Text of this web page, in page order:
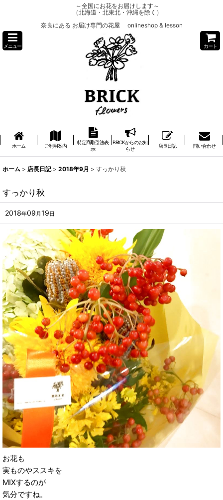
～全国にお花をお届けします～
（北海道・北東北・沖縄を除く）
奈良にある お届け専門の花屋 onlineshop & lesson
メニュー カート
ホーム ご利用案内
特定商取引法表
示
BRICKからのお知
らせ
店長日記 問い合わせ
ホーム > 店長日記 > 2018年9月 > すっかり秋
すっかり秋
2018年09 月 19 日
お花も
実ものやススキを
MIXするのが
気分ですね。